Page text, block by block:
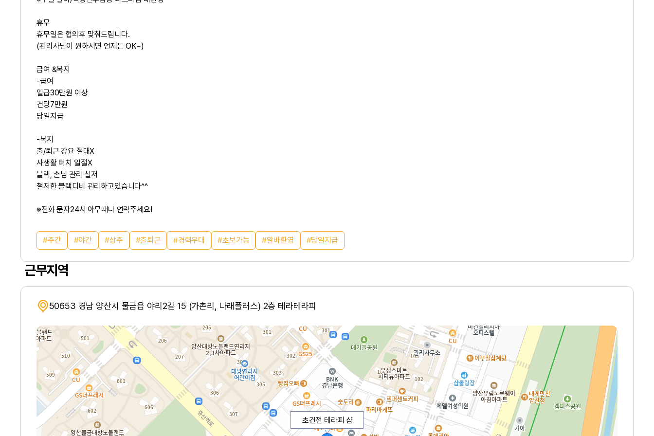
휴무
휴무일은 협의후 맞춰드립니다.
(관리사님이 원하시면 언제든 OK~)
급여 &복지
-급여
일급30만원 이상
건당7만원
당일지급
-복지
출/퇴근 강요 절대X
사생활 터치 일절X
블랙, 손님 관리 철저
철저한 블랙디비 관리하고있습니다^^
※전화 문자24시 아무때나 연락주세요!
주간 야간 상주 출퇴근 경력우대 초보가능 알바환영 당일지급
근무지역
50653 경남 양산시 물금읍 야리2길 15 (가촌리, 나래플러스) 2층 테라테라피
초건전 테라피 샵